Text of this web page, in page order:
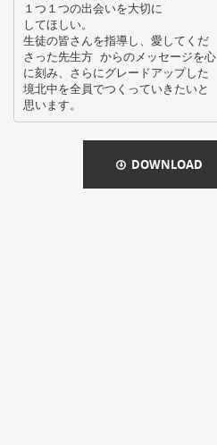
１つ１つの出会いを大切に
してほしい。
生徒の皆さんを指導し、愛してくだ
さった先生方 からのメッセージを心
に刻み、さらにグレードアップした
境北中を全員でつくっていきたいと
DOWNLOAD